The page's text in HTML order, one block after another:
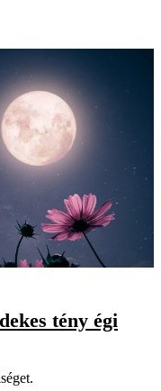
tény égi